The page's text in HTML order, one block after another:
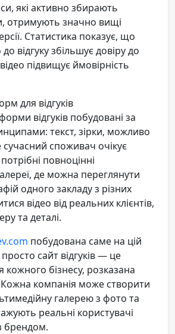
які активно збирають
отримують значно вищі
Статистика показує, що
відгуку збільшує довіру до
підвищує ймовірність
для відгуків
відгуків побудовані за
текст, зірки, можливо
сучасний споживач очікує
повноцінні
де можна переглянути
одного закладу з різних
відео від реальних клієнтів,
та деталі.
побудована саме на цій
сайт відгуків — це
кожного бізнесу, розказана
Кожна компанія може створити
галерею з фото та
реальні користувачі
брендом.